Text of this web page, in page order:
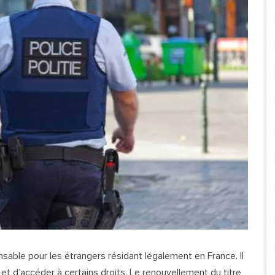
pour les étrangers résidant légalement en France. Il